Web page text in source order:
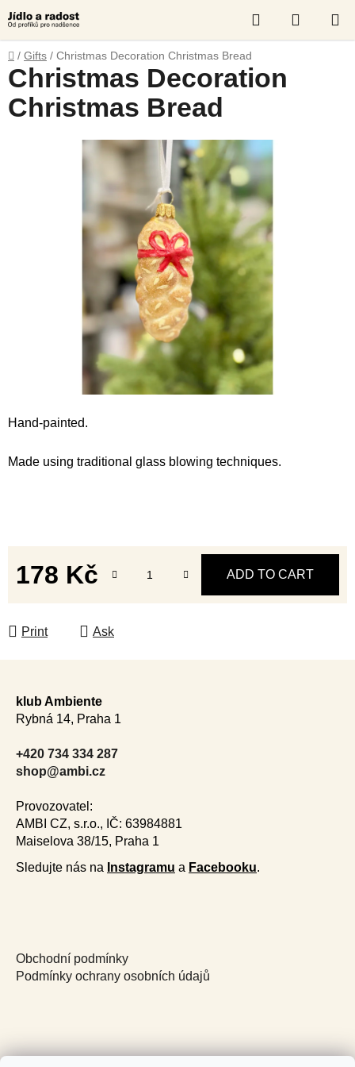
to
content
Search
CART
Home
/ Gifts / Christmas Decoration Christmas Bread
Hand-painted.
Made using traditional glass blowing techniques.
178 Kč ADD TO CART
Print Ask
Christmas Decoration
Christmas Bread
klub Ambiente
Rybná 14, Praha 1
+420 734 334 287
shop@ambi.cz
Provozovatel:
AMBI CZ, s.r.o., IČ: 63984881
Maiselova 38/15, Praha 1
Sledujte nás na Instagramu a Facebooku.
Obchodní podmínky
Podmínky ochrany osobních údajů